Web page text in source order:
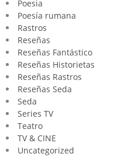
Poesia
Poesía rumana
Rastros
Reseñas
Reseñas Fantástico
Reseñas Historietas
Reseñas Rastros
Reseñas Seda
Seda
Series TV
Teatro
TV & CINE
Uncategorized